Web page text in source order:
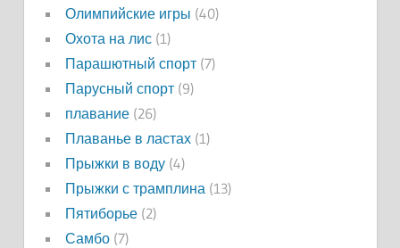
Олимпийские игры (40)
Охота на лис(1)
Парашютный спорт(7)
Парусный спорт(9)
плавание(26)
Плаванье в ластах(1)
Прыжки в воду(4)
Прыжки с трамплина (13)
Пятиборье(2)
Самбо(7)